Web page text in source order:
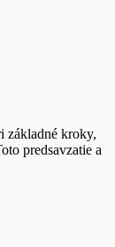
základné kroky,
predsavzatie a